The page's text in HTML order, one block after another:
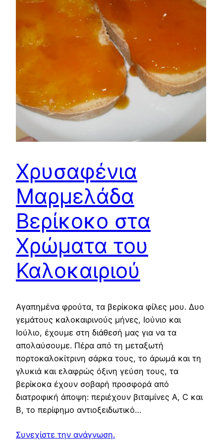
Χρυσαφένια
Μαρμελάδα
Βερίκοκο στα
Χρώματα του
Καλοκαιριού
Αγαπημένα φρούτα, τα βερίκοκα φίλες μου. Δυο
γεμάτους καλοκαιρινούς μήνες, Ιούνιο και
Ιούλιο, έχουμε στη διάθεσή μας για να τα
απολαύσουμε. Πέρα από τη μεταξωτή
πορτοκαλοκίτρινη σάρκα τους, το άρωμά και τη
γλυκιά και ελαφρώς όξινη γεύση τους, τα
βερίκοκα έχουν σοβαρή προσφορά από
διατροφική άποψη: περιέχουν βιταμίνες Α, C και
Β, το περίφημο αντιοξειδωτικό…
Συνεχίστε την ανάγνωση.